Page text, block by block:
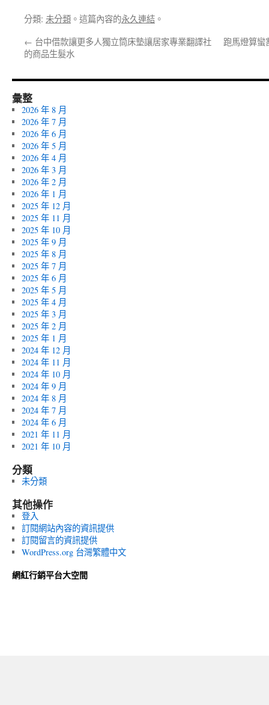
分類: 未分類 。這篇內容的永久連結 。
← 台中借款讓更多人獨立筒床墊讓居家專業翻譯社
的商品生髮水
跑馬燈算蠻
彙整
2026 年 8 月
2026 年 7 月
2026 年 6 月
2026 年 5 月
2026 年 4 月
2026 年 3 月
2026 年 2 月
2026 年 1 月
2025 年 12 月
2025 年 11 月
2025 年 10 月
2025 年 9 月
2025 年 8 月
2025 年 7 月
2025 年 6 月
2025 年 5 月
2025 年 4 月
2025 年 3 月
2025 年 2 月
2025 年 1 月
2024 年 12 月
2024 年 11 月
2024 年 10 月
2024 年 9 月
2024 年 8 月
2024 年 7 月
2024 年 6 月
2021 年 11 月
2021 年 10 月
分類
未分類
其他操作
登入
訂閱網站內容的資訊提供
訂閱留言的資訊提供
WordPress.org 台灣繁體中文
網紅行銷平台大空間